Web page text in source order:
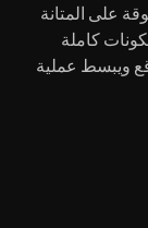
على المتانة
كاملة
ويبسط عملية